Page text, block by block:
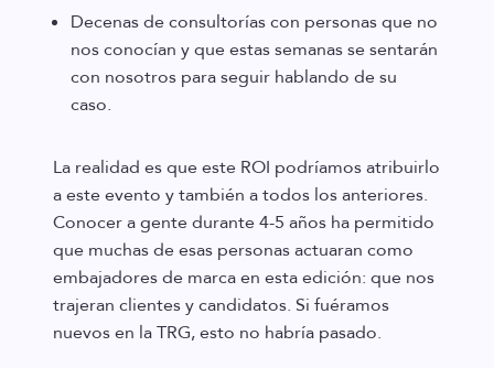
Decenas de consultorías con personas que no
nos conocían y que estas semanas se sentarán
con nosotros para seguir hablando de su
caso.
La realidad es que este ROI podríamos atribuirlo
a este evento y también a todos los anteriores.
Conocer a gente durante 4-5 años ha permitido
que muchas de esas personas actuaran como
embajadores de marca en esta edición: que nos
trajeran clientes y candidatos. Si fuéramos
nuevos en la TRG, esto no habría pasado.